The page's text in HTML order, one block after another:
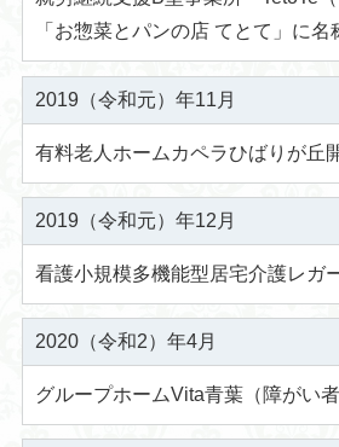
「お惣菜とパンの店 てとて」に名
2019（令和元）年11月
有料老人ホームカペラひばりが丘
2019（令和元）年12月
看護小規模多機能型居宅介護レガ
2020（令和2）年4月
グループホームVita青葉（障がい